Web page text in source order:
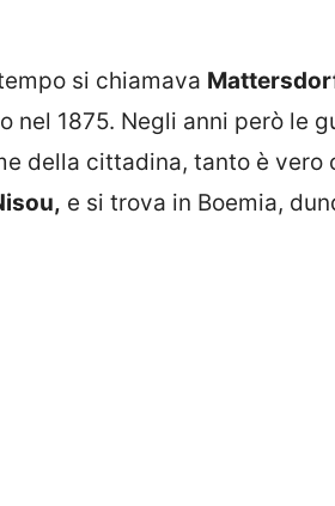
si chiamava
1875. Negli anni però le
della cittadina, tanto è vero
e si trova in Boemia,